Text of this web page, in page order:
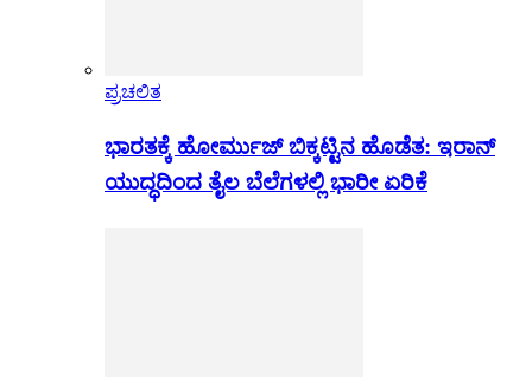
ಪ್ರಚಲಿತ
ಭಾರತಕ್ಕೆ ಹೋರ್ಮುಜ್ ಬಿಕ್ಕಟ್ಟಿನ ಹೊಡೆತ: ಇರಾನ್
ಯುದ್ಧದಿಂದ ತೈಲ ಬೆಲೆಗಳಲ್ಲಿ ಭಾರೀ ಏರಿಕೆ